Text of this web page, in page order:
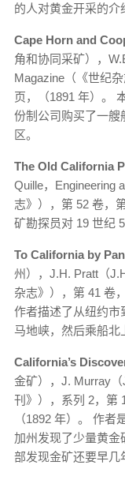
的人对黄金开采的介
Cape Horn and
角和协同采矿），
Magazine（《世纪
页，（1891 年）。
份制公司购买了一艘
区。
The Old California
Quille，Engineering
志》），第 52 卷，
矿勘探员对 19 世纪
To California by
州），J.H. Pratt（
杂志》），第 41 卷
作者描述了从纽约市
马地峡，然后乘船北
California’s
金矿），J. Murray（
刊》），系列 2，第
（1892 年）。 作
加州发现了少量黄金
部发现金矿还要早几